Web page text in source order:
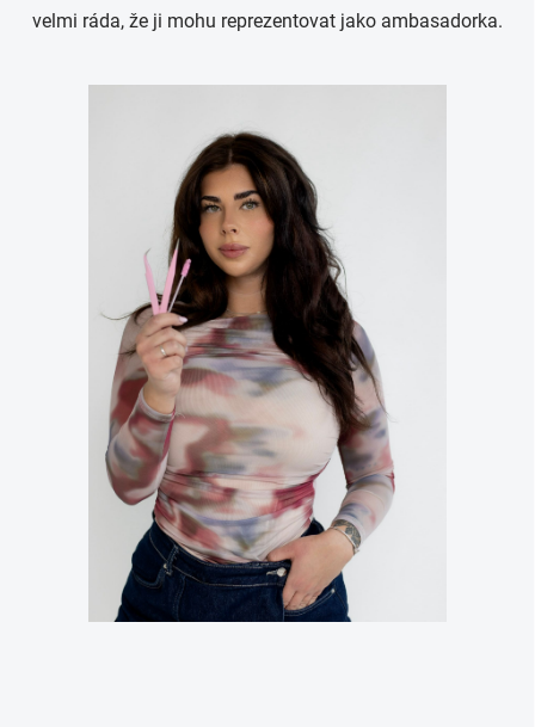
velmi ráda, že ji mohu reprezentovat jako ambasadorka.